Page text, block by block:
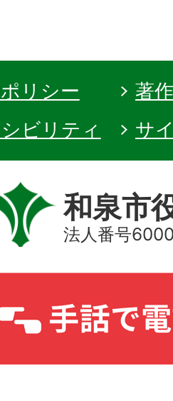
リシー
著
ビリティ
サ
和泉市
法人番号